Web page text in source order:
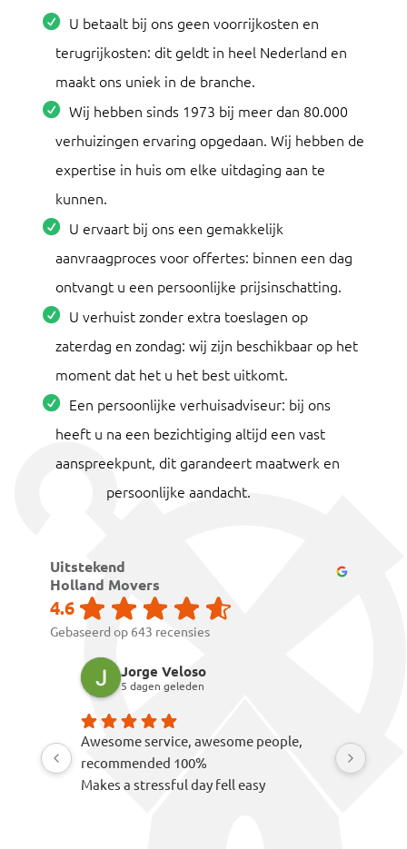
U betaalt bij ons geen voorrijkosten en
terugrijkosten: dit geldt in heel Nederland en
maakt ons uniek in de branche.
Wij hebben sinds 1973 bij meer dan 80.000
verhuizingen ervaring opgedaan. Wij hebben de
expertise in huis om elke uitdaging aan te
kunnen.
U ervaart bij ons een gemakkelijk
aanvraagproces voor offertes: binnen een dag
ontvangt u een persoonlijke prijsinschatting.
U verhuist zonder extra toeslagen op
zaterdag en zondag: wij zijn beschikbaar op het
moment dat het u het best uitkomt.
Een persoonlijke verhuisadviseur: bij ons
heeft u na een bezichtiging altijd een vast
aanspreekpunt, dit garandeert maatwerk en
persoonlijke aandacht.
Uitstekend
Holland Movers
4.6
Gebaseerd op 643 recensies
Jorge Veloso
5 dagen geleden
Awesome service, awesome people,
recommended 100%
Makes a stressful day fell easy
The
careful